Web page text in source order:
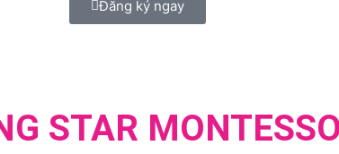
Đăng ký ngay
STAR